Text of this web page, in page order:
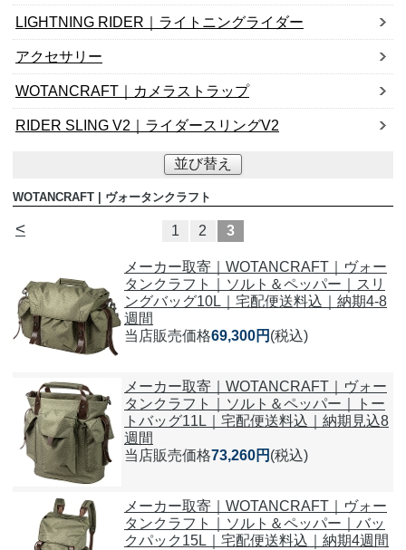
LIGHTNING RIDER｜ライトニングライダー
アクセサリー
WOTANCRAFT｜カメラストラップ
RIDER SLING V2｜ライダースリングV2
並び替え
WOTANCRAFT | ヴォータンクラフト
< 1 2 3
メーカー取寄｜WOTANCRAFT｜ヴォー
タンクラフト｜ソルト＆ペッパー｜スリ
ングバッグ10L｜宅配便送料込｜納期4-8
週間
当店販売価格69,300円 (税込)
メーカー取寄｜WOTANCRAFT｜ヴォー
タンクラフト｜ソルト＆ペッパー｜トー
トバッグ11L｜宅配便送料込｜納期見込8
週間
当店販売価格73,260円 (税込)
メーカー取寄｜WOTANCRAFT｜ヴォー
タンクラフト｜ソルト＆ペッパー｜バッ
クパック15L｜宅配便送料込｜納期4週間